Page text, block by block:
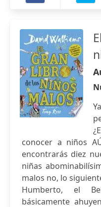
conocer a niños
encontrarás diez
niñas
malos no, lo
Humberto, el
básicamente